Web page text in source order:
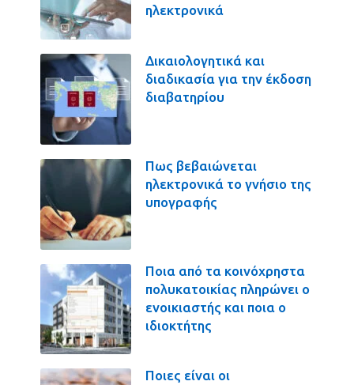
ηλεκτρονικά
Δικαιολογητικά και
διαδικασία για την έκδοση
διαβατηρίου
Πως βεβαιώνεται
ηλεκτρονικά το γνήσιο της
υπογραφής
Ποια από τα κοινόχρηστα
πολυκατοικίας πληρώνει ο
ενοικιαστής και ποια ο
ιδιοκτήτης
Ποιες είναι οι